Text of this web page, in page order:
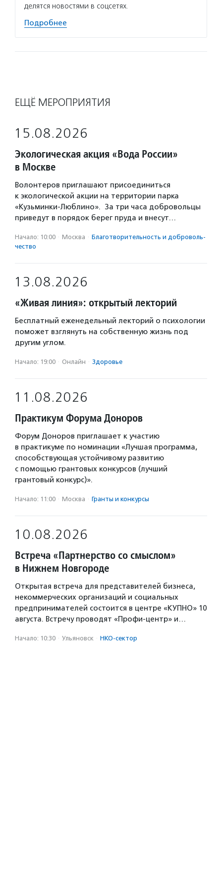
делятся новостями в соцсетях.
Подробнее
ЕЩЁ МЕРОПРИЯТИЯ
15.08.2026
Экологическая акция «Вода России»
в Москве
Волонтеров приглашают присоединиться
к экологической акции на территории парка
«Кузьминки-Люблино». За три часа добровольцы
приведут в порядок берег пруда и внесут…
Начало: 10:00 · Москва · Благотвори­тель­ность и доброволь­
чест­во
13.08.2026
«Живая линия»: открытый лекторий
Бесплатный еженедельный лекторий о психологии
поможет взглянуть на собственную жизнь под
другим углом.
Начало: 19:00 · Онлайн · Здоровье
11.08.2026
Практикум Форума Доноров
Форум Доноров приглашает к участию
в практикуме по номинации «Лучшая программа,
способствующая устойчивому развитию
с помощью грантовых конкурсов (лучший
грантовый конкурс)».
Начало: 11:00 · Москва · Гранты и конкурсы
10.08.2026
Встреча «Партнерство со смыслом»
в Нижнем Новгороде
Открытая встреча для представителей бизнеса,
некоммерческих организаций и социальных
предпринимателей состоится в центре «КУПНО» 10
августа. Встречу проводят «Профи-центр» и…
Начало: 10:30 · Ульяновск · НКО-сектор